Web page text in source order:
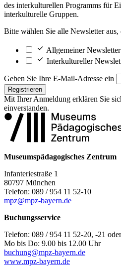
des interkulturellen Programms für
interkulturelle Gruppen.
Bitte wählen Sie alle Newsletter aus,
Allgemeiner Newsletter
Interkultureller
Geben Sie Ihre E-Mail-Adresse ein
Registrieren
Mit Ihrer Anmeldung erklären Sie
einverstanden.
Museumspädagogisches Zentrum
Infanteriestraße 1
80797 München
Telefon: 089 / 954 11 52-10
mpz@mpz-bayern.de
Buchungsservice
Telefon: 089 / 954 11 52-20, -21
Mo bis Do: 9.00 bis 12.00 Uhr
buchung@mpz-bayern.de
www.mpz-bayern.de